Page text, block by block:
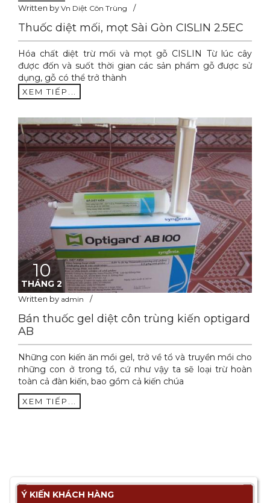
Written by Vn Diệt Côn Trùng
Thuốc diệt mối, mọt Sài Gòn CISLIN 2.5EC
Hóa chất diệt trừ mối và mọt gỗ CISLIN Từ lúc cây
được đốn và suốt thời gian các sản phẩm gỗ được sử
dụng, gỗ có thể trở thành
XEM TIẾP...
10
THÁNG 2
Written by admin
Bán thuốc gel diệt côn trùng kiến optigard
AB
Những con kiến ăn mồi gel, trở về tổ và truyền mồi cho
những con ở trong tổ, cứ như vậy ta sẽ loại trừ hoàn
toàn cả đàn kiến, bao gồm cả kiến chúa
XEM TIẾP...
Ý KIẾN KHÁCH HÀNG